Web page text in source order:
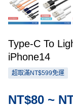
Type-C To
iPhone14
超取滿NT$599免運
NT$80 ~